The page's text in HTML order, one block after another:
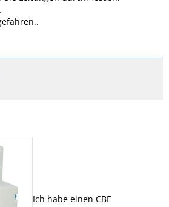
Ich habe einen CBE